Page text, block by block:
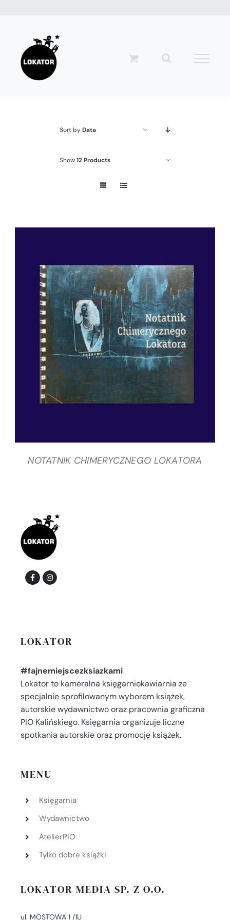
zawartości
Sort byData
Show12 Products
SZCZEGÓŁY
NOTATNIK CHIMERYCZNEGO LOKATORA
LOKATOR
#fajnemiejscezksiazkami
Lokator to kameralna księgarniokawiarnia ze
specjalnie sprofilowanym wyborem książek,
autorskie wydawnictwo oraz pracownia graficzna
PIO Kalińskiego. Księgarnia organizuje liczne
spotkania autorskie oraz promocję książek.
MENU
Księgarnia
Wydawnictwo
AtelierPIO
Tylko dobre książki
LOKATOR MEDIA SP. Z O.O.
ul. MOSTOWA 1 /1U